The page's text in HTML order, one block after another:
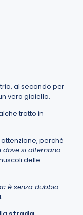
al secondo per
vero gioiello.
tratto in
attenzione, perché
dove si alternano
delle
è senza dubbio